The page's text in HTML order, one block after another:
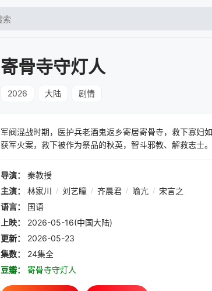
寄骨寺守灯人
2026 大陆 剧情
军阀混战时期，医护兵老酒鬼返乡寄居寄骨寺，救下寡妇
获军火案，救下被作为祭品的秋英，智斗邪教、解救志士
导演：
秦教授
主演：
林家川 / 刘艺瞳 / 齐晨君 / 喻亢 / 宋言之
语言：
国语
上映：
2026-05-16(中国大陆)
更新：
2026-05-23
集数：
24集全
豆瓣：
寄骨寺守灯人